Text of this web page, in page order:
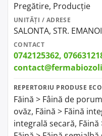
Pregătire, Producție
UNITĂȚI / ADRESE
SALONTA, STR.
CONTACT
0742125362,
REPERTORIU PRODUSE
Făină > Fâină de
ovăz, Făină > Făină
integrală secară,